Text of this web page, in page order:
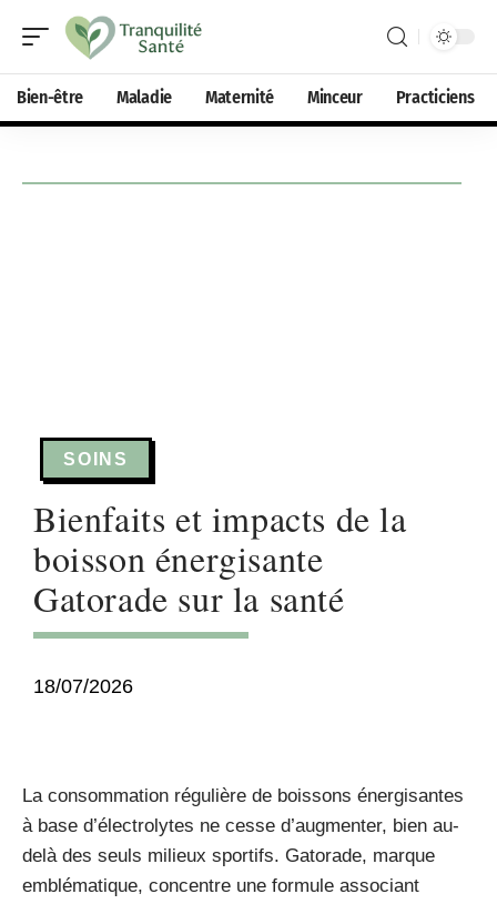
Bien-être Maladie Maternité Minceur Practiciens
SOINS
Bienfaits et impacts de la
boisson énergisante
Gatorade sur la santé
18/07/2026
La consommation régulière de boissons énergisantes
à base d’électrolytes ne cesse d’augmenter, bien au-
delà des seuls milieux sportifs. Gatorade, marque
emblématique, concentre une formule associant